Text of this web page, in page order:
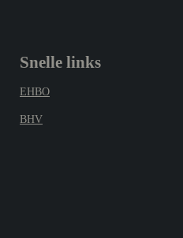
Snelle links
EHBO
BHV